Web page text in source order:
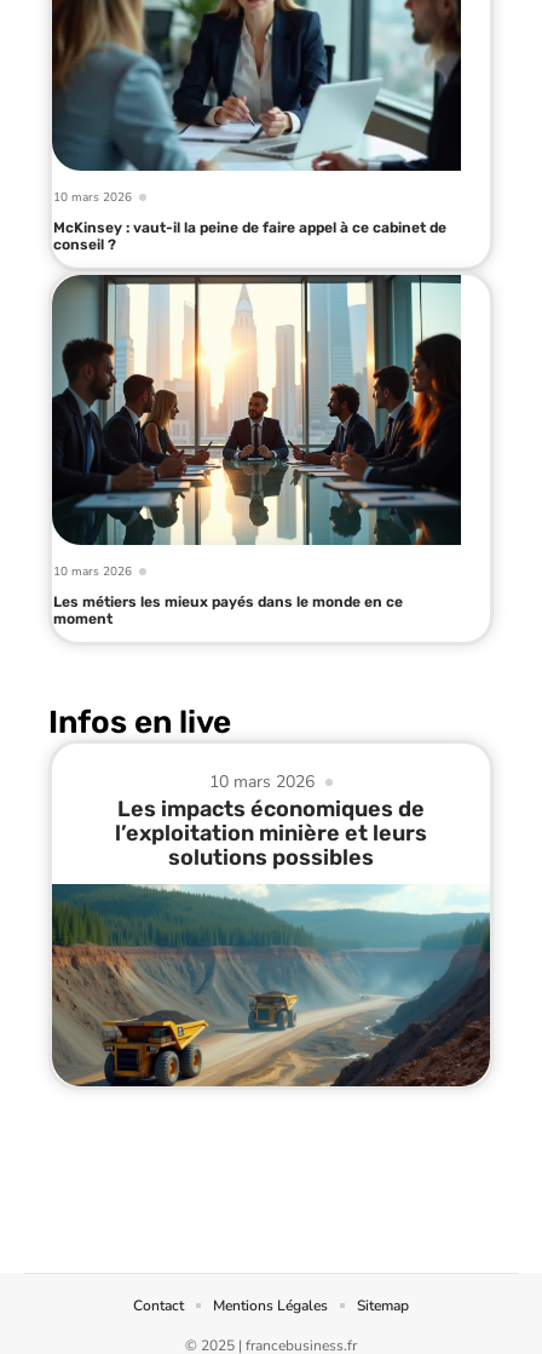
10 mars 2026
McKinsey : vaut-il la peine de faire appel à ce cabinet de
conseil ?
10 mars 2026
Les métiers les mieux payés dans le monde en ce
moment
Infos en live
10 mars 2026
Les impacts économiques de
l’exploitation minière et leurs
solutions possibles
© 2025 | francebusiness.fr
Contact Mentions Légales Sitemap